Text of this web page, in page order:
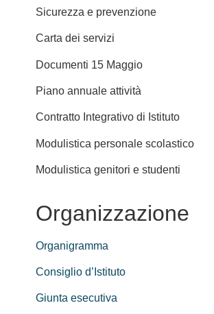
Sicurezza e prevenzione
Carta dei servizi
Documenti 15 Maggio
Piano annuale attività
Contratto Integrativo di Istituto
Modulistica personale scolastico
Modulistica genitori e studenti
Organizzazione
Organigramma
Consiglio d’Istituto
Giunta esecutiva